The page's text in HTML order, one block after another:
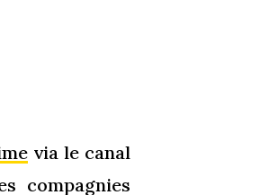
via le canal
compagnies